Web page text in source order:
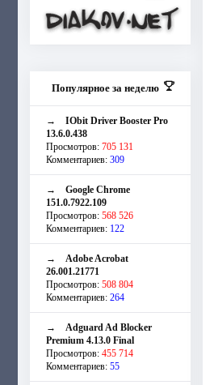
Популярное за неделю
→ IObit Driver Booster Pro
13.6.0.438
Просмотров: 705 131
Комментариев: 309
→ Google Chrome
151.0.7922.109
Просмотров: 568 526
Комментариев: 122
→ Adobe Acrobat
26.001.21771
Просмотров: 508 804
Комментариев: 264
→ Adguard Ad Blocker
Premium 4.13.0 Final
Просмотров: 455 714
Комментариев: 55